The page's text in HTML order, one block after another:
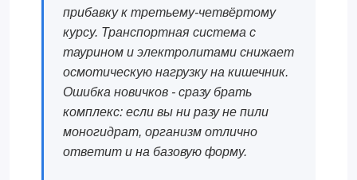
прибавку к третьему-четвёртому
курсу. Транспортная система с
таурином и электролитами снижает
осмотическую нагрузку на кишечник.
Ошибка новичков - сразу брать
комплекс: если вы ни разу не пили
моногидрат, организм отлично
ответит и на базовую форму.